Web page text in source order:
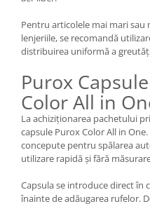
Pentru articolele mai mari sau
lenjeriile, se recomandă
distribuirea uniformă a
Purox
Color All in
La achiziționarea pachetului
capsule Purox Color All in
concepute pentru spălarea
utilizare rapidă și fără
Capsula se introduce direct în
înainte de adăugarea rufelor.